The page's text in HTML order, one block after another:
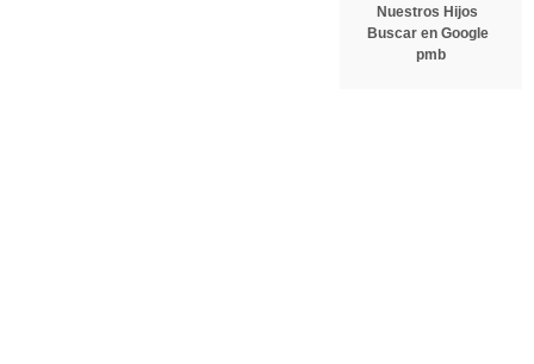
Nuestros Hijos
Buscar en Google
pmb